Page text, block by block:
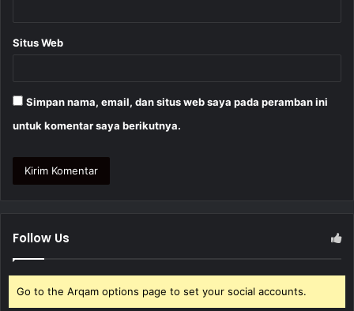
Situs Web
Simpan nama, email, dan situs web saya pada peramban ini
untuk komentar saya berikutnya.
Follow Us
Go to the Arqam options page to set your social accounts.